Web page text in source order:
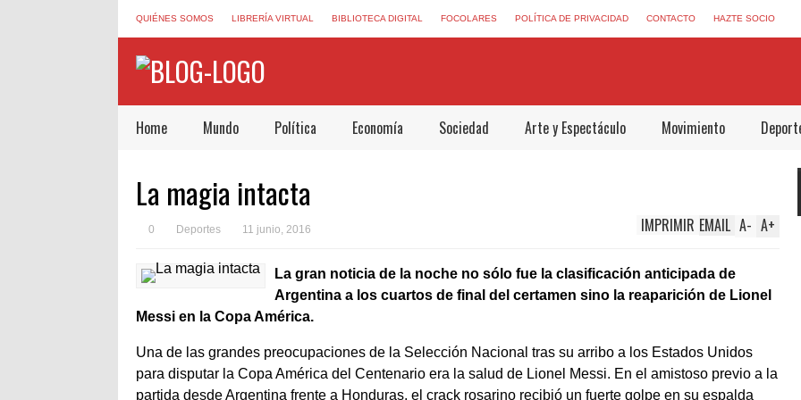
QUIÉNES SOMOS LIBRERÍA VIRTUAL BIBLIOTECA DIGITAL FOCOLARES POLÍTICA DE PRIVACIDAD CONTACTO HAZTE SOCIO
Home Mundo Política Economía Sociedad Arte y Espectáculo Movimiento
La magia intacta
0 Deportes 11 junio, 2016 A+
A-
EMAIL
IMPRIMIR
La gran noticia de la noche no sólo fue la clasificación anticipada de
Argentina a los cuartos de final del certamen sino la reaparición de Lionel
Messi en la Copa América.
Una de las grandes preocupaciones de la Selección Nacional tras su arribo a los Estados Unidos
para disputar la Copa América del Centenario era la salud de Lionel Messi. En el amistoso previo a la
partida desde Argentina frente a Honduras, el crack rosarino recibió un fuerte golpe en su espalda